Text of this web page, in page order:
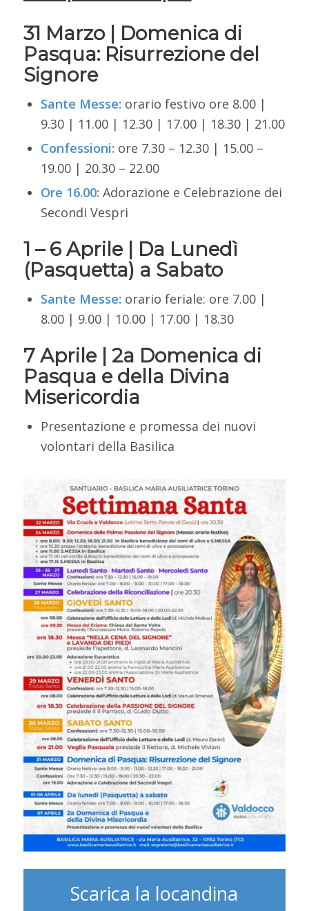
31 Marzo |
Domenica di
Pasqua: Risurrezione del
Signore
Sante Messe: orario festivo ore 8.00 |
9.30 | 11.00 | 12.30 | 17.00 | 18.30 | 21.00
Confessioni: ore 7.30 – 12.30 | 15.00 –
19.00 | 20.30 – 22.00
Ore 16.00: Adorazione e Celebrazione dei
Secondi Vespri
1 – 6 Aprile |
Da Lunedì
(Pasquetta) a Sabato
Sante Messe: orario feriale: ore 7.00 |
8.00 | 9.00 | 10.00 | 17.00 | 18.30
7 Aprile | 2a Domenica di
Pasqua e della Divina
Misericordia
Presentazione e promessa dei nuovi
volontari della Basilica
Scarica la locandina